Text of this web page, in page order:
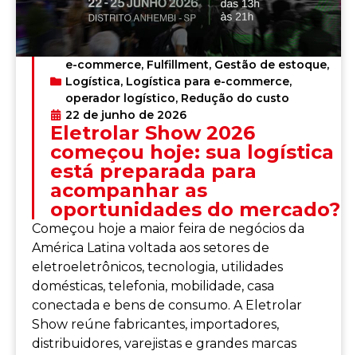
e-commerce, Fulfillment, Gestão de estoque,
Logística, Logística para e-commerce,
operador logístico, Redução do custo
22 de junho de 2026
Eletrolar Show 2026
começou hoje: sua logística
está preparada para
acompanhar as
oportunidades do mercado?
Começou hoje a maior feira de negócios da
América Latina voltada aos setores de
eletroeletrônicos, tecnologia, utilidades
domésticas, telefonia, mobilidade, casa
conectada e bens de consumo. A Eletrolar
Show reúne fabricantes, importadores,
distribuidores, varejistas e grandes marcas